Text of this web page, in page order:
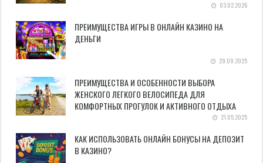
03.02.2026
ПРЕИМУЩЕСТВА ИГРЫ В ОНЛАЙН КАЗИНО НА
ДЕНЬГИ
29.09.2025
ПРЕИМУЩЕСТВА И ОСОБЕННОСТИ ВЫБОРА
ЖЕНСКОГО ЛЕГКОГО ВЕЛОСИПЕДА ДЛЯ
КОМФОРТНЫХ ПРОГУЛОК И АКТИВНОГО ОТДЫХА
21.05.2025
КАК ИСПОЛЬЗОВАТЬ ОНЛАЙН БОНУСЫ НА ДЕПОЗИТ
В КАЗИНО?